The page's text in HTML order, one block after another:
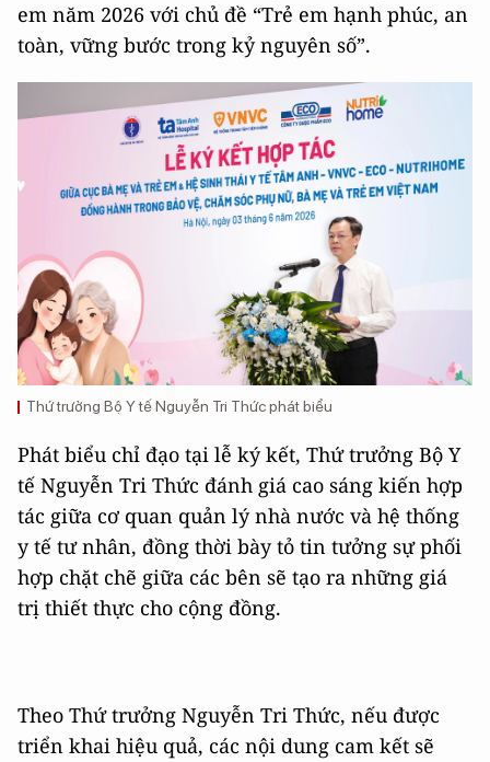
em năm 2026 với chủ đề “Trẻ em hạnh phúc, an
toàn, vững bước trong kỷ nguyên số”.
Thứ trưởng Bộ Y tế Nguyễn Tri Thức phát biểu
Phát biểu chỉ đạo tại lễ ký kết, Thứ trưởng Bộ Y
tế Nguyễn Tri Thức đánh giá cao sáng kiến hợp
tác giữa cơ quan quản lý nhà nước và hệ thống
y tế tư nhân, đồng thời bày tỏ tin tưởng sự phối
hợp chặt chẽ giữa các bên sẽ tạo ra những giá
trị thiết thực cho cộng đồng.
Theo Thứ trưởng Nguyễn Tri Thức, nếu được
triển khai hiệu quả, các nội dung cam kết sẽ